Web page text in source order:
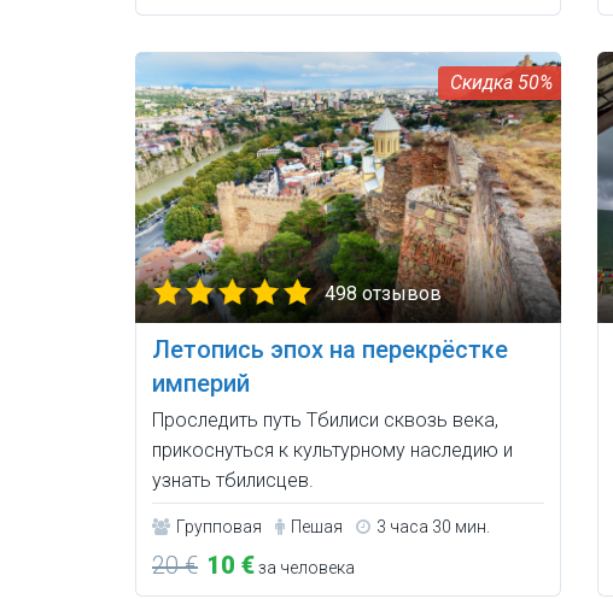
50%
498 отзывов
Летопись эпох на перекрёстке
империй
Проследить путь Тбилиси сквозь века,
прикоснуться к культурному наследию и
узнать тбилисцев.
Групповая Пешая 3 часа 30 мин.
20 € 10 €за человека